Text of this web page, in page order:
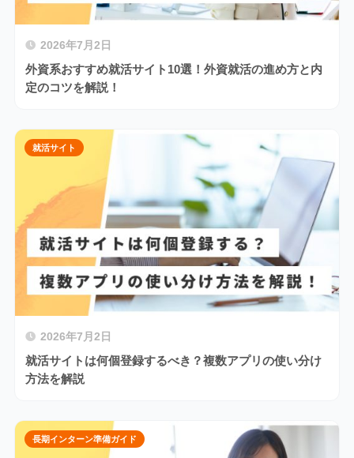
2026年7月2日
外資系おすすめ就活サイト10選！外資就活の進め方と内
定のコツを解説！
2026年7月2日
就活サイトは何個登録するべき？複数アプリの使い分け
方法を解説
就活サイト
長期インターン準備ガイド